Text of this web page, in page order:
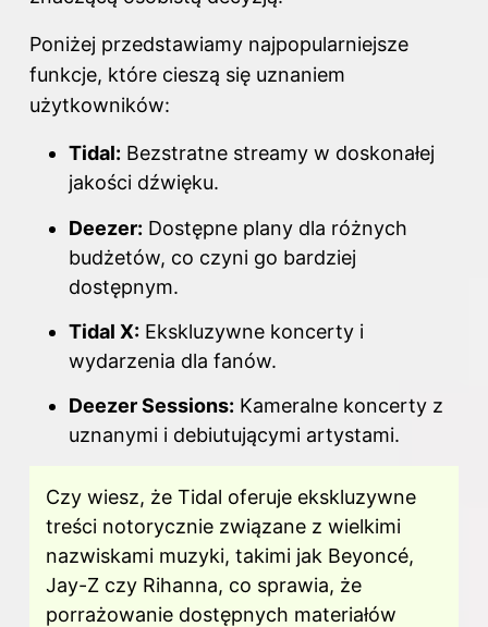
Poniżej przedstawiamy najpopularniejsze
funkcje, które cieszą się uznaniem
użytkowników:
Tidal: Bezstratne streamy w doskonałej
jakości dźwięku.
Deezer: Dostępne plany dla różnych
budżetów, co czyni go bardziej
dostępnym.
Tidal X: Ekskluzywne koncerty i
wydarzenia dla fanów.
Deezer Sessions: Kameralne koncerty z
uznanymi i debiutującymi artystami.
Czy wiesz, że Tidal oferuje ekskluzywne
treści notorycznie związane z wielkimi
nazwiskami muzyki, takimi jak Beyoncé,
Jay-Z czy Rihanna, co sprawia, że
porrażowanie dostępnych materiałów